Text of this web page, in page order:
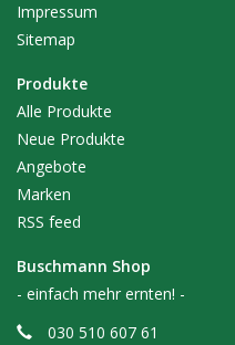
Output Voltage: < 76V DC
Frequenz: 50/60 Hz
Impressum
Sitemap
Produkte
Alle Produkte
Neue Produkte
Angebote
Marken
RSS feed
Buschmann Shop
- einfach mehr ernten! -
030 510 607 61